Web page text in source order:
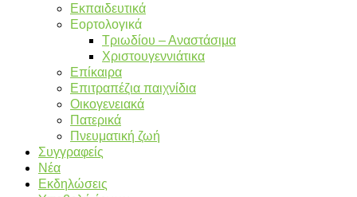
Εκπαιδευτικά
Εορτολογικά
Τριωδίου – Αναστάσιμα
Χριστουγεννιάτικα
Επίκαιρα
Επιτραπέζια παιχνίδια
Οικογενειακά
Πατερικά
Πνευματική ζωή
Συγγραφείς
Νέα
Εκδηλώσεις